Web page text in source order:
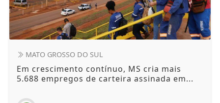
MATO GROSSO DO SUL
Em crescimento contínuo, MS cria mais
5.688 empregos de carteira assinada em...